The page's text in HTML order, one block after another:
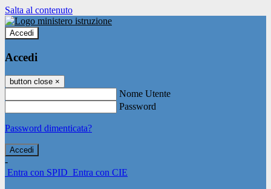
Salta al contenuto
Accedi
Accedi
button close ×
Nome Utente
Password
Password dimenticata?
-
Entra con SPID Entra con CIE